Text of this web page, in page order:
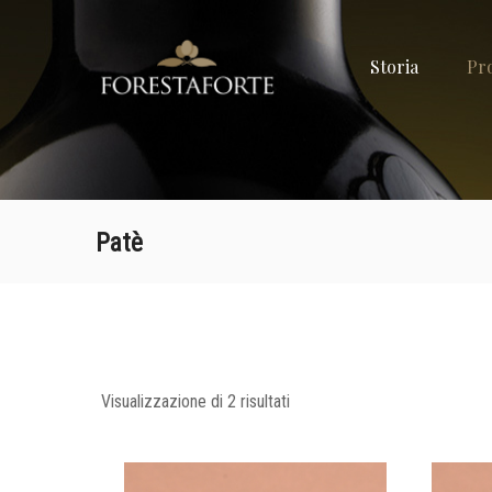
extravergine
Storia
Patè
Visualizzazione di 2 risultati